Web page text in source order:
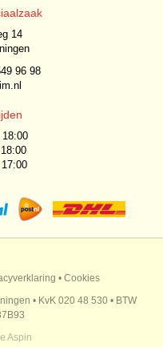
14
96 98
• Cookies
• KvK 020 48 530 • BTW
Aspin